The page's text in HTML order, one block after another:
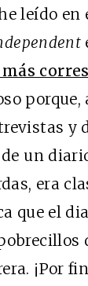
leído en
más
porque,
y
un
era
que el
¡Por